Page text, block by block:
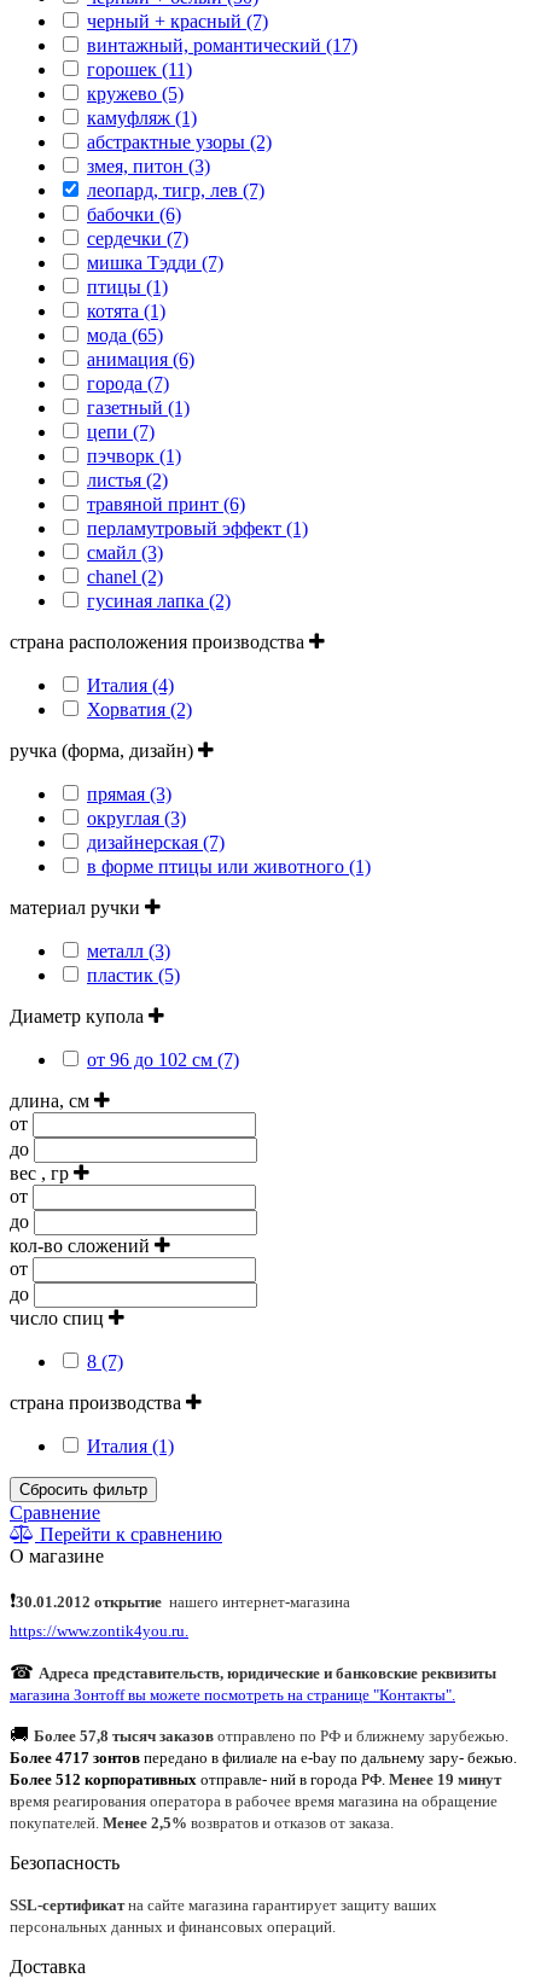
черный + красный (7)
винтажный, романтический (17)
горошек (11)
кружево (5)
камуфляж (1)
абстрактные узоры (2)
змея, питон (3)
леопард, тигр, лев (7)
бабочки (6)
сердечки (7)
мишка Тэдди (7)
птицы (1)
котята (1)
мода (65)
анимация (6)
города (7)
газетный (1)
цепи (7)
пэчворк (1)
листья (2)
травяной принт (6)
перламутровый эффект (1)
смайл (3)
сhanel (2)
гусиная лапка (2)
страна расположения производства
Италия (4)
Хорватия (2)
ручка (форма, дизайн)
прямая (3)
округлая (3)
дизайнерская (7)
в форме птицы или животного (1)
материал ручки
металл (3)
пластик (5)
Диаметр купола
от 96 до 102 см (7)
длина, см
от
до
вес , гр
от
до
кол-во сложений
от
до
число спиц
8 (7)
страна производства
Италия (1)
Сбросить фильтр
Сравнение
Перейти к сравнению
О магазине
❗30.01.2012 открытие нашего интернет-магазина
https://www.zontik4you.ru.
☎ Адреса представительств, юридические и банковские реквизиты
магазина Зонтoff вы можете посмотреть на странице "Контакты".
🚚 Более 57,8 тысяч заказов отправлено по РФ и ближнему зарубежью.
Более 4717 зонтов передано в филиале на e-bay по дальнему зару- бежью.
Более 512 корпоративных отправле- ний в города РФ. Менее 19 минут
время реагирования оператора в рабочее время магазина на обращение
покупателей. Менее 2,5% возвратов и отказов от заказа.
Безопасность
SSL-сертификатна сайте магазина гарантирует защиту ваших
персональных данных и финансовых операций.
Доставка